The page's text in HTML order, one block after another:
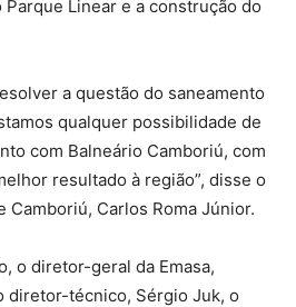
Linear e a construção do
a questão do saneamento
qualquer possibilidade de
com Balneário Camboriú, com
resultado à região”, disse o
Camboriú, Carlos Roma Júnior.
o diretor-geral da Emasa,
diretor-técnico, Sérgio Juk, o